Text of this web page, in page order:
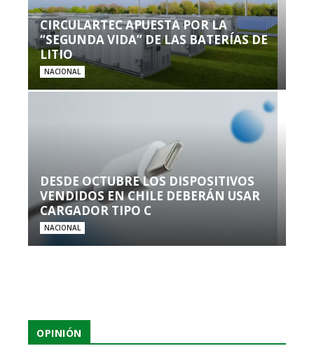
CIRCULARTEC APUESTA POR LA
“SEGUNDA VIDA” DE LAS BATERÍAS DE
LITIO
NACIONAL
DESDE OCTUBRE LOS DISPOSITIVOS
VENDIDOS EN CHILE DEBERÁN USAR
CARGADOR TIPO C
NACIONAL
OPINIÓN